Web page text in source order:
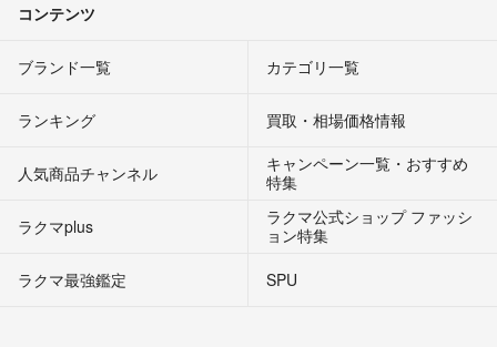
コンテンツ
ブランド一覧 カテゴリ一覧
ランキング 買取・相場価格情報
人気商品チャンネル
キャンペーン一覧・おすすめ
特集
ラクマplus
ラクマ公式ショップ ファッシ
ョン特集
ラクマ最強鑑定
SPU